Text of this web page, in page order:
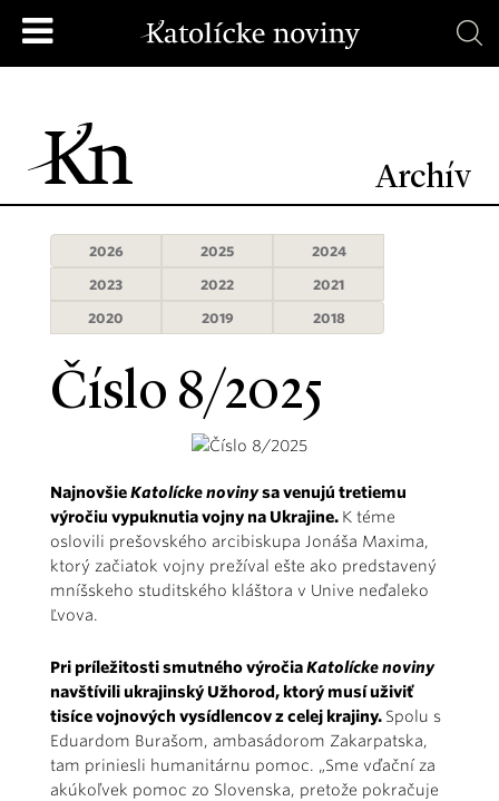
Archív
2026 2025
2024
2023
2022
2021
2020
2019 2018
Číslo 8/2025
NajnovšieKatolícke novinysa venujú tretiemu
výročiu vypuknutia vojny na Ukrajine. K téme
oslovili prešovského arcibiskupa Jonáša Maxima,
ktorý začiatok vojny prežíval ešte ako predstavený
mníšskeho studitského kláštora v Unive neďaleko
Ľvova.
Pri príležitosti smutného výročiaKatolícke noviny
navštívili ukrajinský Užhorod, ktorý musí uživiť
tisíce vojnových vysídlencov z celej krajiny. Spolu s
Eduardom Burašom, ambasádorom Zakarpatska,
tam priniesli humanitárnu pomoc. „Sme vďační za
akúkoľvek pomoc zo Slovenska, pretože pokračuje